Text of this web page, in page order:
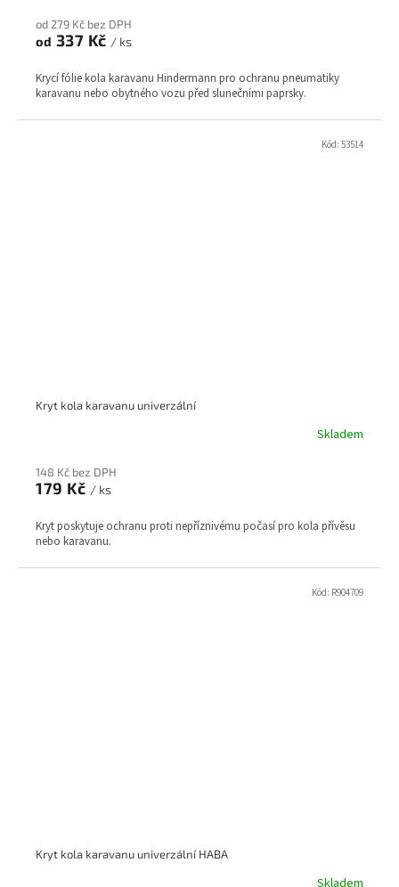
od 279 Kč bez DPH
od 337 Kč / ks
Krycí fólie kola karavanu Hindermann pro ochranu pneumatiky
karavanu nebo obytného vozu před slunečními paprsky.
Kryt kola karavanu univerzální
Skladem
148 Kč bez DPH
179 Kč / ks
Kryt poskytuje ochranu proti nepříznivému počasí pro kola přívěsu
nebo karavanu.
Kód: 53514
Kryt kola karavanu univerzální HABA
Skladem
Kód: R904709